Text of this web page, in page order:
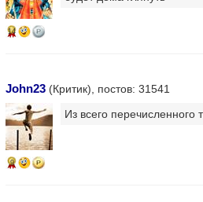
14
John23 (Критик), постов: 31541
9
Из всего перечисленного